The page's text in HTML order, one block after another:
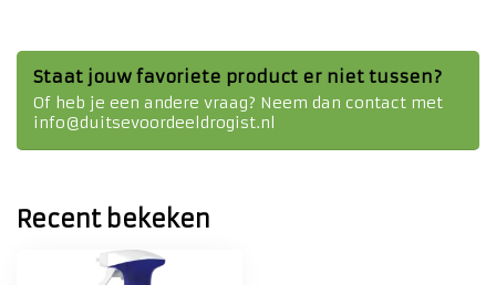
Staat jouw favoriete product er niet tussen?
Of heb je een andere vraag? Neem dan contact met
info@duitsevoordeeldrogist.nl
Recent bekeken